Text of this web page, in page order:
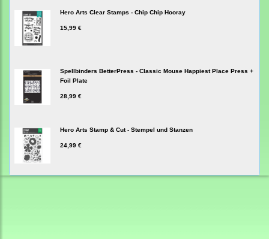
Hero Arts Clear Stamps - Chip Chip Hooray
15,99 €
Spellbinders BetterPress - Classic Mouse Happiest Place Press +
Foil Plate
28,99 €
Hero Arts Stamp & Cut - Stempel und Stanzen
24,99 €